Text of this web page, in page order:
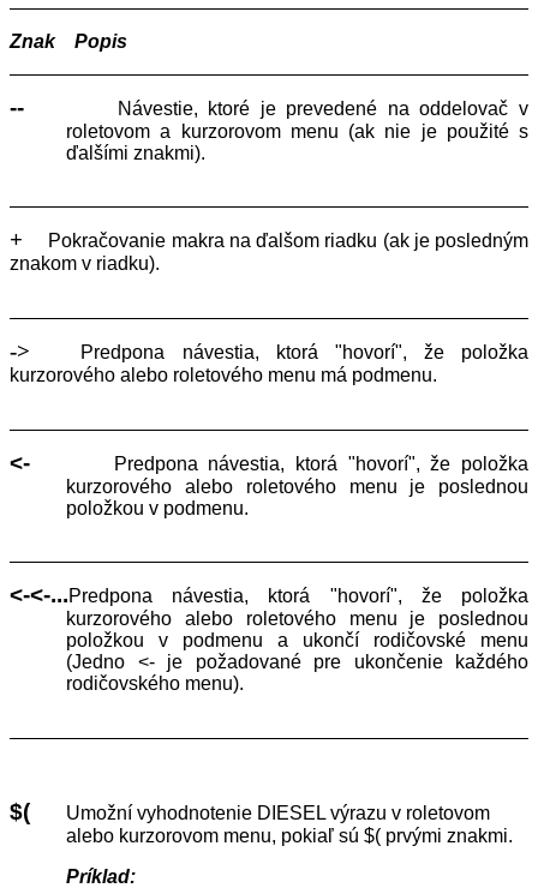
Znak Popis
--
Návestie, ktoré je prevedené na oddelovač v
roletovom a kurzorovom menu (ak nie je použité s
ďalšími znakmi).
+
Pokračovanie makra na ďalšom riadku (ak je posledným
znakom v riadku).
->
Predpona návestia, ktorá "hovorí", že položka
kurzorového alebo roletového menu má podmenu.
<- Predpona návestia, ktorá "hovorí", že položka
kurzorového alebo roletového menu je poslednou
položkou v podmenu.
<-<-...Predpona návestia, ktorá "hovorí", že položka
kurzorového alebo roletového menu je poslednou
položkou v podmenu a ukončí rodičovské menu
(Jedno <- je požadované pre ukončenie každého
rodičovského menu).
$(
Umožní vyhodnotenie DIESEL výrazu v roletovom
alebo kurzorovom menu, pokiaľ sú $( prvými znakmi.
Príklad: